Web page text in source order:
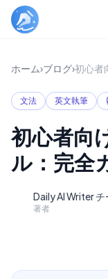
ホーム›ブログ›初心者
文法 英文執筆
初心者向
ル：完全
Daily AI Writer チ
著者